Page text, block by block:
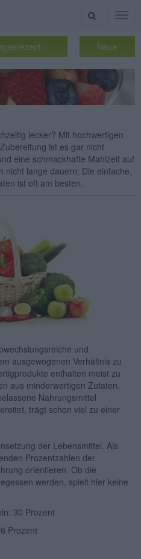
Suche
Neue
lecker? Mit hochwertigen
ist es gar nicht
eine schmackhafte Mahlzeit auf
nicht lange dauern: Die einfache,
ist oft am besten.
und
ausgewogenen Verhältnis zu
enthalten meist zu
aus minderwertigen Zutaten.
Nahrungsmittel
trägt schon viel zu einer
der Lebensmittel. Als
Prozentzahlen der
orientieren. Ob die
werden, spielt hier keine
30 Prozent
Prozent